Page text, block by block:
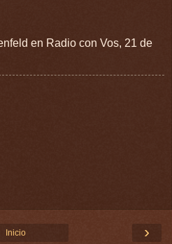
en Radio con Vos, 21 de
›
Inicio